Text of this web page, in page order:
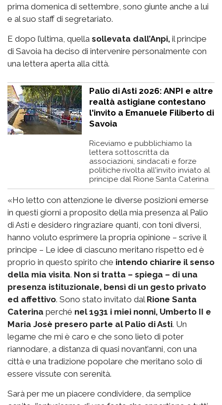
prima domenica di settembre, sono giunte anche a lui
e al suo staff di segretariato.
E dopo l’ultima, quella sollevata dall’Anpi, il principe
di Savoia ha deciso di intervenire personalmente con
una lettera aperta alla città.
Palio di Asti 2026: ANPI e altre
realtà astigiane contestano
l'invito a Emanuele Filiberto di
Savoia
Riceviamo e pubblichiamo la
lettera sottoscritta da
associazioni, sindacati e forze
politiche rivolta all'invito inviato al
principe dal Rione Santa Caterina
«Ho letto con attenzione le diverse posizioni emerse
in questi giorni a proposito della mia presenza al Palio
di Asti e desidero ringraziare quanti, con toni diversi,
hanno voluto esprimere la propria opinione – scrive il
principe – Le idee di ciascuno meritano rispetto ed è
proprio in questo spirito che intendo chiarire il senso
della mia visita. Non si tratta – spiega – di una
presenza istituzionale, bensì di un gesto privato
ed affettivo. Sono stato invitato dal Rione Santa
Caterina perché nel 1931 i miei nonni, Umberto II e
Maria Josè presero parte al Palio di Asti. Un
legame che mi è caro e che sono lieto di poter
riannodare, a distanza di quasi novant’anni, con una
città e una tradizione popolare che meritano solo di
essere vissute con serenità.
Sarà per me un piacere condividere, da semplice